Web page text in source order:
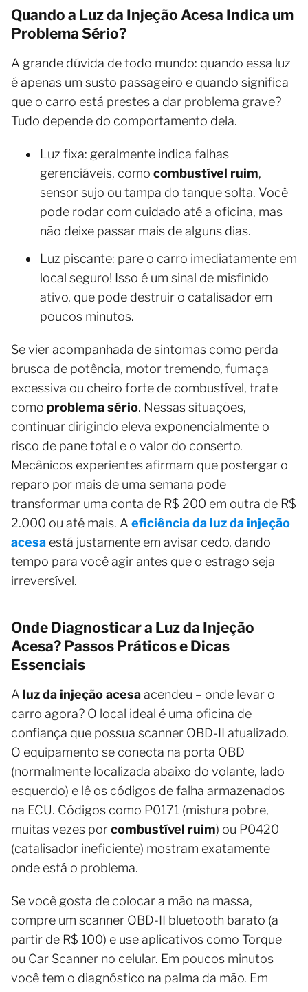
Quando a Luz da Injeção Acesa Indica um
Problema Sério?
A grande dúvida de todo mundo: quando essa luz
é apenas um susto passageiro e quando significa
que o carro está prestes a dar problema grave?
Tudo depende do comportamento dela.
Luz fixa: geralmente indica falhas
gerenciáveis, como combustível ruim,
sensor sujo ou tampa do tanque solta. Você
pode rodar com cuidado até a oficina, mas
não deixe passar mais de alguns dias.
Luz piscante: pare o carro imediatamente em
local seguro! Isso é um sinal de misfinido
ativo, que pode destruir o catalisador em
poucos minutos.
Se vier acompanhada de sintomas como perda
brusca de potência, motor tremendo, fumaça
excessiva ou cheiro forte de combustível, trate
como problema sério. Nessas situações,
continuar dirigindo eleva exponencialmente o
risco de pane total e o valor do conserto.
Mecânicos experientes afirmam que postergar o
reparo por mais de uma semana pode
transformar uma conta de R$ 200 em outra de R$
2.000 ou até mais. A eficiência da luz da injeção
acesa está justamente em avisar cedo, dando
tempo para você agir antes que o estrago seja
irreversível.
Onde Diagnosticar a Luz da Injeção
Acesa? Passos Práticos e Dicas
Essenciais
A luz da injeção acesaacendeu – onde levar o
carro agora? O local ideal é uma oficina de
confiança que possua scanner OBD-II atualizado.
O equipamento se conecta na porta OBD
(normalmente localizada abaixo do volante, lado
esquerdo) e lê os códigos de falha armazenados
na ECU. Códigos como P0171 (mistura pobre,
muitas vezes porcombustível ruim) ou P0420
(catalisador ineficiente) mostram exatamente
onde está o problema.
Se você gosta de colocar a mão na massa,
compre um scanner OBD-II bluetooth barato (a
partir de R$ 100) e use aplicativos como Torque
ou Car Scanner no celular. Em poucos minutos
você tem o diagnóstico na palma da mão. Em